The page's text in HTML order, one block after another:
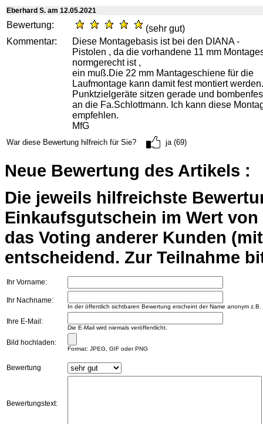
Eberhard S. am 12.05.2021
Bewertung:
(sehr gut)
Kommentar:
Diese Montagebasis ist bei den DIANA -
Pistolen , da die vorhandene 11 mm
normgerecht ist ,
ein muß.Die 22 mm Mantageschiene für die
Laufmontage kann damit fest montiert
Punktzielgeräte sitzen gerade und
an die Fa.Schlottmann. Ich kann diese
empfehlen.
MfG
War diese Bewertung hilfreich für Sie? ja (69)
Neue Bewertung des Artikels :
Die jeweils hilfreichste
Einkaufsgutschein im Wert
das Voting anderer Kunden
entscheidend. Zur Teilnahme
Ihr Vorname:
Ihr Nachname:
In der öffentlich sichtbaren Bewertung erscheint der Name anonym
Ihre E-Mail:
Die E-Mail wird niemals veröffentlicht.
Bild hochladen:
Format: JPEG, GIF oder PNG
Bewertung
Bewertungstext: